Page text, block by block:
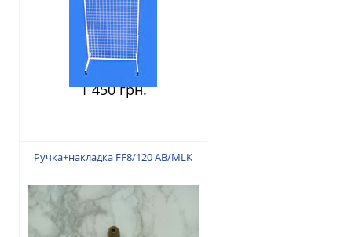
1 450 грн.
Ручка+накладка FF8/120 AB/MLK